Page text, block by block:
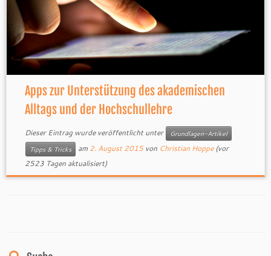
Apps zur Unterstützung des akademischen
Alltags und der Hochschullehre
Dieser Eintrag wurde veröffentlicht unter
Grundlagen-Artikel
Tipps & Tricks
am 2. August 2015 von Christian Hoppe(vor
2523 Tagen aktualisiert)